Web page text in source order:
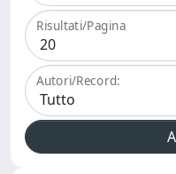
Risultati/Pagina
Autori/Record: